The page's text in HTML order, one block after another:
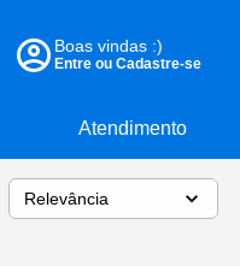
Atendimento
Boas vindas :)
Entre ou Cadastre-se